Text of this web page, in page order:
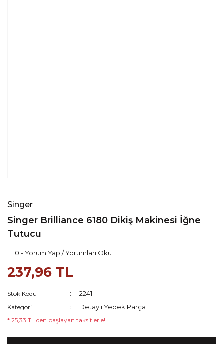
Singer
Singer Brilliance 6180 Dikiş Makinesi İğne
Tutucu
0 - Yorum Yap / Yorumları Oku
237,96 TL
Stok Kodu 2241
Kategori Detaylı Yedek Parça
* 25,33 TL den başlayan taksitlerle!